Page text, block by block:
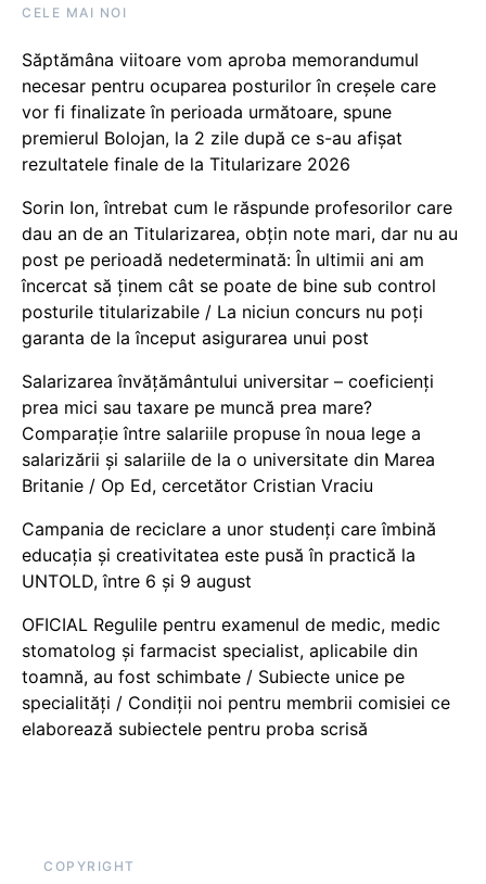
CELE MAI NOI
Săptămâna viitoare vom aproba memorandumul
necesar pentru ocuparea posturilor în creșele care
vor fi finalizate în perioada următoare, spune
premierul Bolojan, la 2 zile după ce s-au afișat
rezultatele finale de la Titularizare 2026
Sorin Ion, întrebat cum le răspunde profesorilor care
dau an de an Titularizarea, obțin note mari, dar nu au
post pe perioadă nedeterminată: În ultimii ani am
încercat să ținem cât se poate de bine sub control
posturile titularizabile / La niciun concurs nu poți
garanta de la început asigurarea unui post
Salarizarea învățământului universitar – coeficienți
prea mici sau taxare pe muncă prea mare?
Comparație între salariile propuse în noua lege a
salarizării și salariile de la o universitate din Marea
Britanie / Op Ed, cercetător Cristian Vraciu
Campania de reciclare a unor studenți care îmbină
educația și creativitatea este pusă în practică la
UNTOLD, între 6 și 9 august
OFICIAL Regulile pentru examenul de medic, medic
stomatolog și farmacist specialist, aplicabile din
toamnă, au fost schimbate / Subiecte unice pe
specialități / Condiții noi pentru membrii comisiei ce
elaborează subiectele pentru proba scrisă
COPYRIGHT